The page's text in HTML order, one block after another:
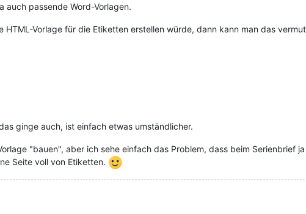
auch passende Word-Vorlagen.
HTML-Vorlage für die Etiketten erstellen würde, dann kann man das
ginge auch, ist einfach etwas umständlicher.
"bauen", aber ich sehe einfach das Problem, dass beim Serienbrief
Seite voll von Etiketten.